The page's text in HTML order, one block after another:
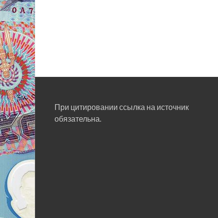
При цитировании ссылка на источник
обязательна.